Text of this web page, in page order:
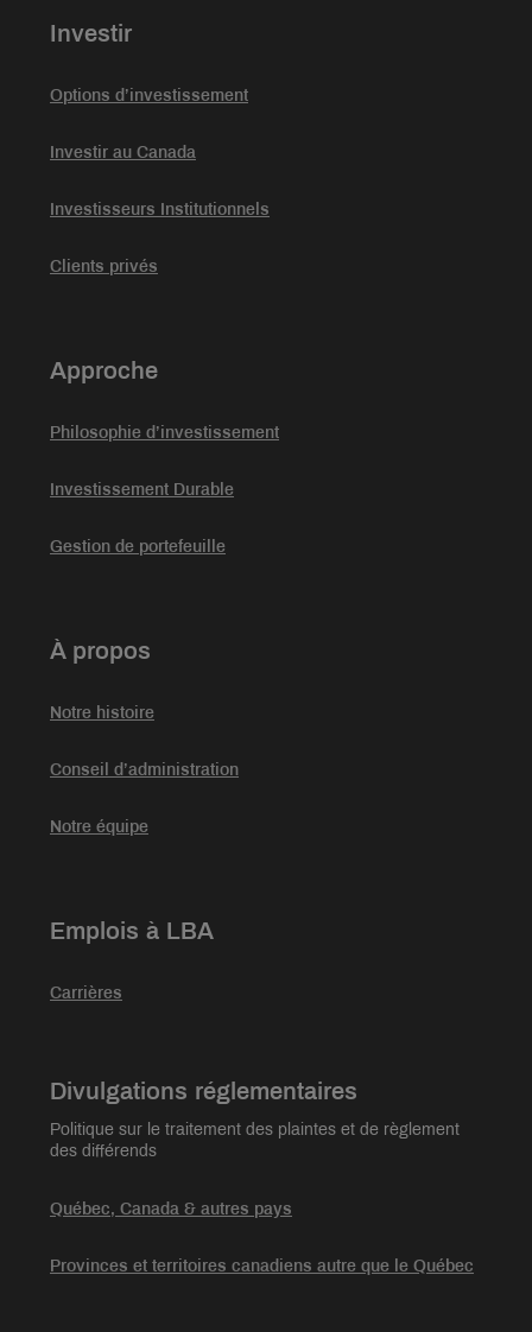
Investir
Options d’investissement
Investir au Canada
Investisseurs Institutionnels
Clients privés
Approche
Philosophie d’investissement
Investissement Durable
Gestion de portefeuille
À propos
Notre histoire
Conseil d’administration
Notre équipe
Emplois à LBA
Carrières
Divulgations réglementaires
Politique sur le traitement des plaintes et de règlement
des différends
Québec, Canada & autres pays
Provinces et territoires canadiens autre que le Québec